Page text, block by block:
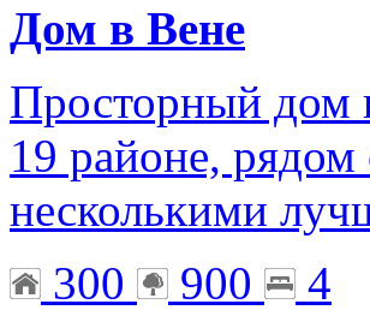
Дом в Вене
Просторный дом
19 районе,
несколькими
300
900
4